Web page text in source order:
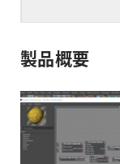
製品概要